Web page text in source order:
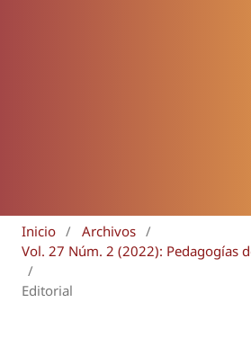
Inicio / Archivos /
Vol. 27 Núm. 2 (2022): Pedagogías
/
Editorial